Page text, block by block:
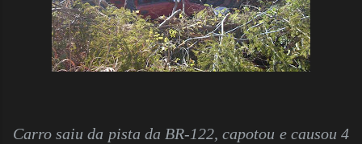
Carro saiu da pista da BR-122, capotou e causou 4